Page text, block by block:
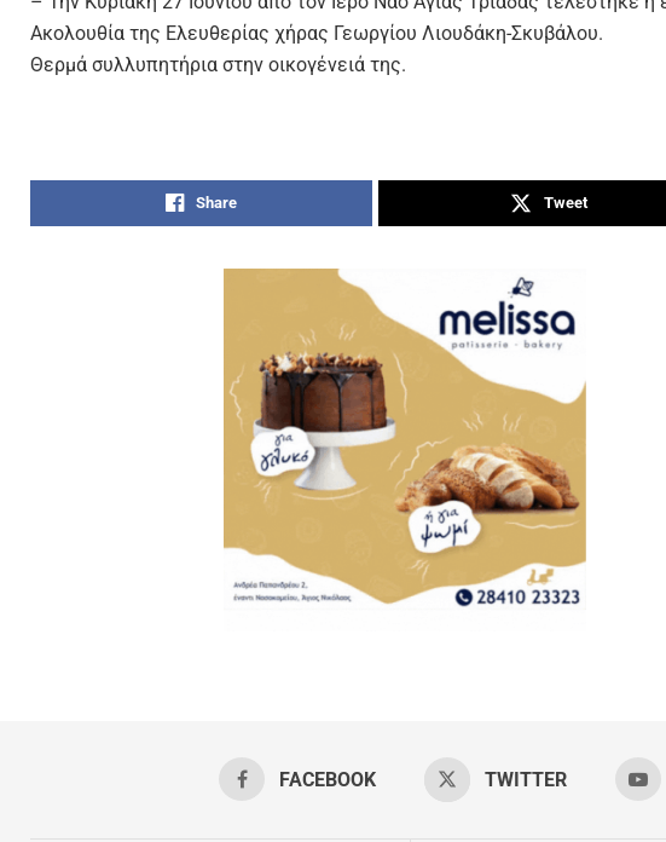
Ακολουθία της Ελευθερίας χήρας Γεωργίου Λιουδάκη-Σκυβάλου.
Θερμά συλλυπητήρια στην οικογένειά της.
Share Tweet
FACEBOOK TWITTER